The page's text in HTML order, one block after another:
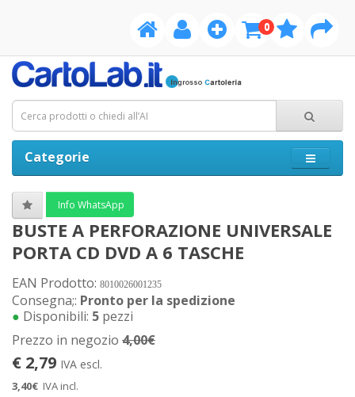
0
Categorie
Info WhatsApp
BUSTE A PERFORAZIONE UNIVERSALE
PORTA CD DVD A 6 TASCHE
EAN Prodotto: 8010026001235
Consegna;: Pronto per la spedizione
● Disponibili: 5 pezzi
Prezzo in negozio 4,00€
€ 2,79 IVA escl.
3,40€ IVA incl.